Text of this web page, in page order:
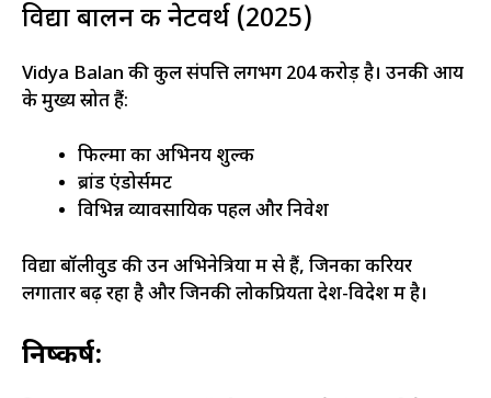
विद्या बालन की नेटवर्थ (2025)
Vidya Balan की कुल संपत्ति लगभग ₹204 करोड़ है। उनकी आय
के मुख्य स्रोत हैं:
फिल्मों का अभिनय शुल्क
ब्रांड एंडोर्समेंट
विभिन्न व्यावसायिक पहलें और निवेश
विद्या बॉलीवुड की उन अभिनेत्रियों में से हैं, जिनका करियर
लगातार बढ़ रहा है और जिनकी लोकप्रियता देश-विदेश में है।
निष्कर्ष: